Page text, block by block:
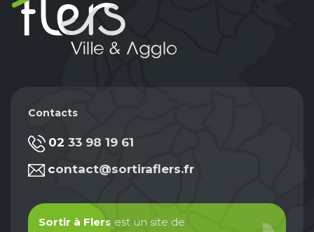
Contacts
02 33 98 19 61
contact@sortiraflers.fr
Sortir à Flers est un site de